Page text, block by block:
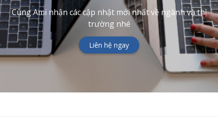
Cùng Ami nhận các cập nhật mới nhất về ngành và thị
trường nhé
Liên hệ ngay